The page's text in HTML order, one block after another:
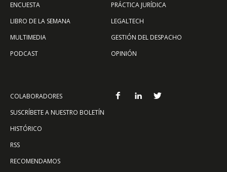
ENCUESTA
LIBRO DE LA SEMANA
MULTIMEDIA
PODCAST
PRÁCTICA JURÍDICA
LEGALTECH
GESTIÓN DEL DESPACHO
OPINIÓN
COLABORADORES
SUSCRÍBETE A NUESTRO BOLETÍN
HISTÓRICO
RSS
RECOMENDAMOS